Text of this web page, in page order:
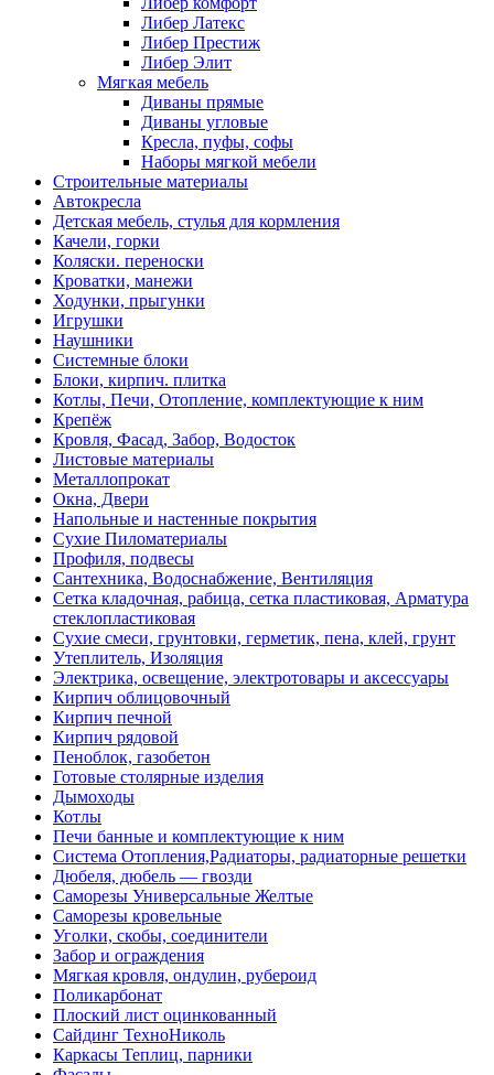
Либер Латекс
Либер Престиж
Либер Элит
Мягкая мебель
Диваны прямые
Диваны угловые
Кресла, пуфы, софы
Наборы мягкой мебели
Строительные материалы
Автокресла
Детская мебель, стулья для кормления
Качели, горки
Коляски. переноски
Кроватки, манежи
Ходунки, прыгунки
Игрушки
Наушники
Системные блоки
Блоки, кирпич. плитка
Котлы, Печи, Отопление, комплектующие к ним
Крепёж
Кровля, Фасад, Забор, Водосток
Листовые материалы
Металлопрокат
Окна, Двери
Напольные и настенные покрытия
Сухие Пиломатериалы
Профиля, подвесы
Сантехника, Водоснабжение, Вентиляция
Сетка кладочная, рабица, сетка пластиковая, Арматура
стеклопластиковая
Сухие смеси, грунтовки, герметик, пена, клей, грунт
Утеплитель, Изоляция
Электрика, освещение, электротовары и аксессуары
Кирпич облицовочный
Кирпич печной
Кирпич рядовой
Пеноблок, газобетон
Готовые столярные изделия
Дымоходы
Котлы
Печи банные и комплектующие к ним
Система Отопления,Радиаторы, радиаторные решетки
Дюбеля, дюбель — гвозди
Саморезы Универсальные Желтые
Саморезы кровельные
Уголки, скобы, соединители
Забор и ограждения
Мягкая кровля, ондулин, рубероид
Поликарбонат
Плоский лист оцинкованный
Сайдинг ТехноНиколь
Каркасы Теплиц, парники